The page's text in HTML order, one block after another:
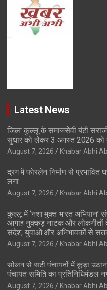
Latest News
जिला कुल्लू के समाजसेवी बंटी
सुधार को लेकर 3 अगस्त 2026 को
August 7, 2026 Khabar Abhi
द्रंग में फोरलेन निर्माण से प्रभावित
लगा
August 7, 2026 Khabar Abhi
कुल्लू में ‘नशा मुक्त भारत अभियान’
आगाह नुक्कड़ नाटक और लोकगीतों
संदेश, युवाओं और अभिभावकों से
August 7, 2026 Khabar Abhi
सोलन से सटी पंचायतों में कूड़ा
पंचायत समिति का प्रतिनिधिमंडल
August 7, 2026 Khabar Abhi